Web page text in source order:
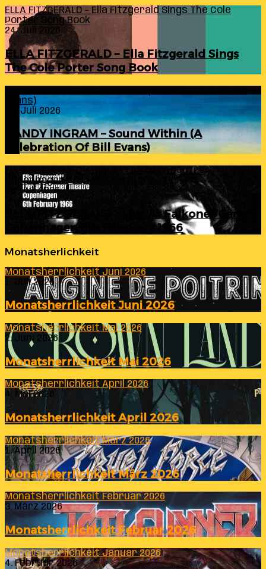
ELLA FITZGERALD – Ella Fitzgerald Sings The Cole
Porter Song Book
24. Juli 2026
ELLA FITZGERALD – Ella Fitzgerald Sings
The Cole Porter Song Book
Evans)
24. Juli 2026
RANDY INGRAM – Sound Within (A
Celebration Of Bill Evans)
ELLA FITZGERALD – Live At Falkoner Centre
Copenhagen 6th February 1966
23. Juli 2026
ELLA FITZGERALD – Live At Falkoner Centre
Copenhagen 6th February 1966
Monatsherlichkeit
Monatsherrlichkeit Juni 2026
1. Juli 2026
Monatsherrlichkeit Juni 2026
Monatsherrlichkeit Mai 2026
2. Juni 2026
Monatsherrlichkeit Mai 2026
Monatsherrlichkeit April 2026
4. Mai 2026
Monatsherrlichkeit April 2026
Monatsherrlichkeit März 2026
1. April 2026
Monatsherrlichkeit März 2026
Monatsherrlichkeit Februar 2026
3. März 2026
Monatsherrlichkeit Februar 2026
Monatsherrlichkeit Januar 2026
4. Februar 2026